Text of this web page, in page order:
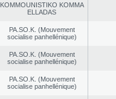
KOMMOUNISTIKO KOMMA
ELLADAS
PA.SO.K. (Mouvement
socialise panhellénique)
PA.SO.K. (Mouvement
socialise panhellénique)
PA.SO.K. (Mouvement
socialise panhellénique)